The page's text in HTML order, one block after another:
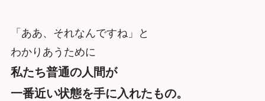
「ああ、それなんですね」と
わかりあうために
私たち普通の人間が
一番近い状態を手に入れたもの。